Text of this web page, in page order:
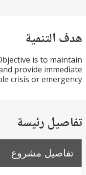
Objective is to
and provide
eligible crisis or
رئيسة
مشروع